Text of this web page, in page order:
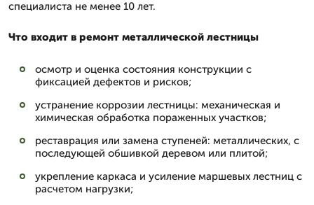
специалиста не менее 10 лет.
Что входит в ремонт металлической лестницы
осмотр и оценка состояния конструкции с
фиксацией дефектов и рисков;
устранение коррозии лестницы: механическая и
химическая обработка пораженных участков;
реставрация или замена ступеней: металлических, с
последующей обшивкой деревом или плитой;
укрепление каркаса и усиление маршевых лестниц с
расчетом нагрузки;